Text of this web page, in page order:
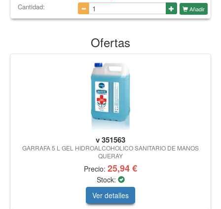
Cantidad: Añadir
Ofertas
v 351563
GARRAFA 5 L GEL HIDROALCOHOLICO SANITARIO DE MANOS
QUERAY
Precio: 25,94 €
Stock:
Ver detalles